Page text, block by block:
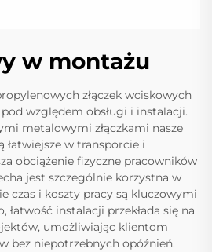
w montażu
złączek wciskowych
względem obsługi i instalacji.
metalowymi złączkami nasze
łatwiejsze w transporcie i
obciążenie fizyczne pracowników
jest szczególnie korzystna w
czas i koszty pracy są kluczowymi
instalacji przekłada się na
umożliwiając klientom
bez niepotrzebnych opóźnień.